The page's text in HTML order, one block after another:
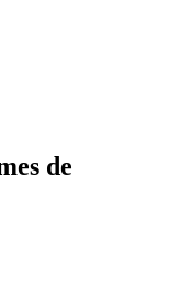
de